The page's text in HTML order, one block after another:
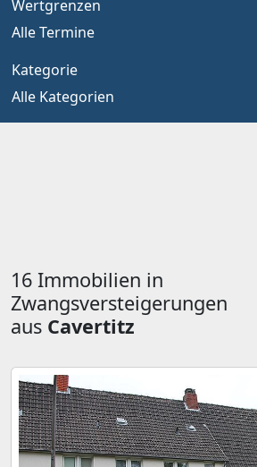
Wertgrenzen
Alle Termine
Kategorie
Alle Kategorien
16 Immobilien in
Zwangsversteigerungen
aus Cavertitz